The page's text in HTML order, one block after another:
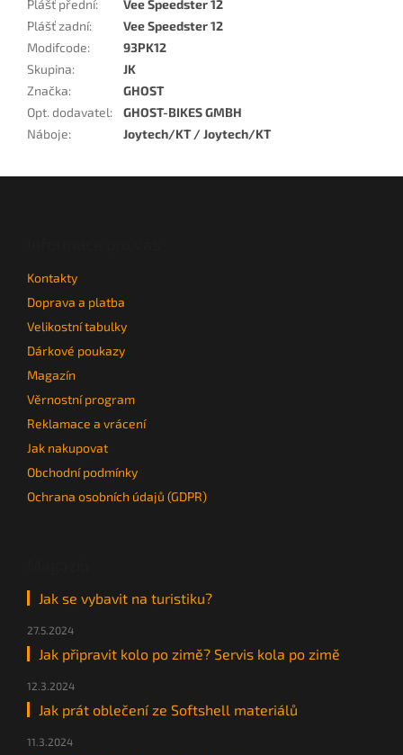
Plášť přední:
Vee Speedster 12
Plášť zadní:
Vee Speedster 12
Modifcode:
93PK12
Skupina:
JK
Značka:
GHOST
Opt. dodavatel:
GHOST-BIKES GMBH
Náboje: Joytech/KT / Joytech/KT
Kontakty
Doprava a platba
Velikostní tabulky
Dárkové poukazy
Magazín
Věrnostní program
Reklamace a vrácení
Jak nakupovat
Obchodní podmínky
Ochrana osobních údajů (GDPR)
Jak se vybavit na turistiku?
27.5.2024
Jak připravit kolo po zimě? Servis kola po zimě
12.3.2024
Jak prát oblečení ze Softshell materiálů
11.3.2024